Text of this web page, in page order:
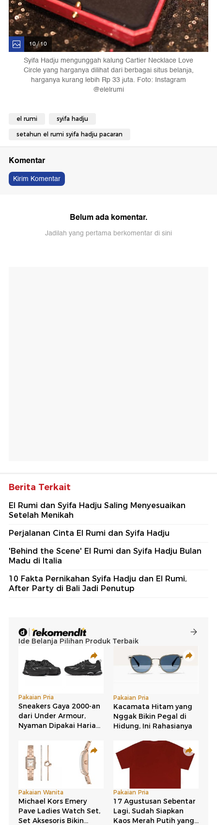
10 / 10
Syifa Hadju mengunggah kalung Cartier Necklace Love
Circle yang harganya dilihat dari berbagai situs belanja,
harganya kurang lebih Rp 33 juta. Foto: Instagram
@elelrumi
el rumi syifa hadju
setahun el rumi syifa hadju pacaran
Komentar
Kirim Komentar
Belum ada komentar.
Jadilah yang pertama berkomentar di sini
Berita Terkait
El Rumi dan Syifa Hadju Saling Menyesuaikan
Setelah Menikah
Perjalanan Cinta El Rumi dan Syifa Hadju
'Behind the Scene' El Rumi dan Syifa Hadju Bulan
Madu di Italia
10 Fakta Pernikahan Syifa Hadju dan El Rumi,
After Party di Bali Jadi Penutup